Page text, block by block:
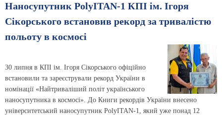
Наносупутник PolyITAN-1 КПІ ім. Ігоря
Сікорського встановив рекорд за тривалістю
польоту в космосі
30 липня в КПІ ім. Ігоря Сікорського офіційно
встановили та зареєстрували рекорд України в
номінації «Найтриваліший політ українського
наносупутника в космосі». До Книги рекордів України внесено
університетський наносупутник PolyITAN-1, який уже понад 12